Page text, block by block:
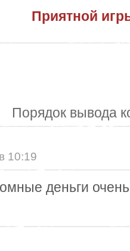
Приятной
Порядок вывода
10:19
деньги